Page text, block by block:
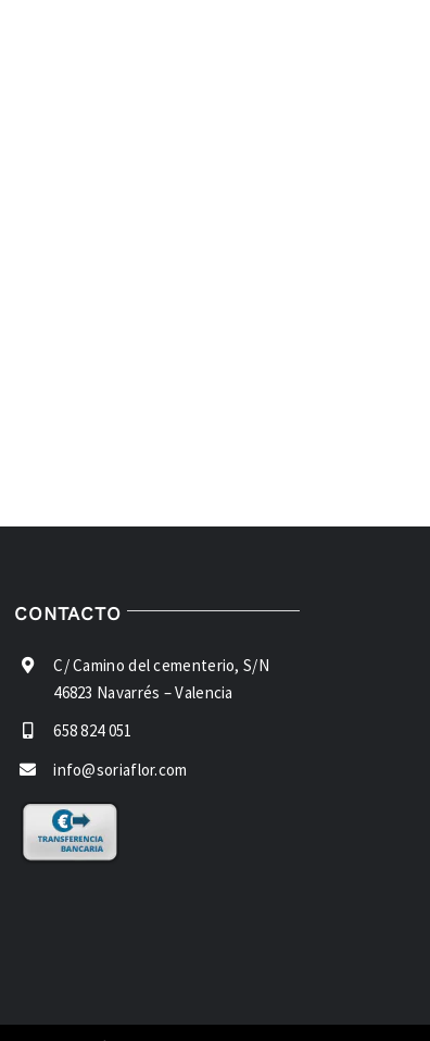
CONTACTO
C/ Camino del cementerio, S/N
46823 Navarrés – Valencia
658 824 051
info@soriaflor.com